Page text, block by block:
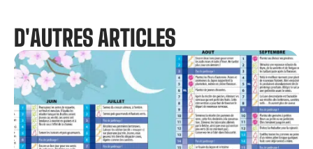
D'AUTRES ARTICLES